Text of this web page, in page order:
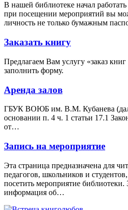
В нашей библиотеке начал
при посещении мероприятий вы
личность не только бумажным
Заказать книгу
Предлагаем Вам услугу «заказ
заполнить форму.
Аренда залов
ГБУК ВОЮБ им. В.М. Кубанева
основании п. 4 ч. 1 статьи 17.1
от…
Запись на мероприятие
Эта страница предназначена для
педагогов, школьников и
посетить мероприятие библиотеки.
информация об…